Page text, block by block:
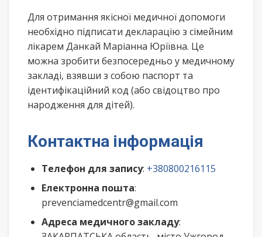
Для отримання якісної медичної допомоги
необхідно підписати декларацію з сімейним
лікарем Данкай Маріанна Юріївна. Це
можна зробити безпосередньо у медичному
закладі, взявши з собою паспорт та
ідентифікаційний код (або свідоцтво про
народження для дітей).
Контактна інформація
Телефон для запису: +380800216115
Електронна пошта:
prevenciamedcentr@gmail.com
Адреса медичного закладу: